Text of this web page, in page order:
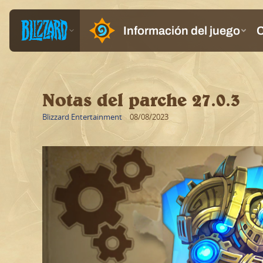
Notas del parche 27.0.3
Blizzard Entertainment 08/08/2023